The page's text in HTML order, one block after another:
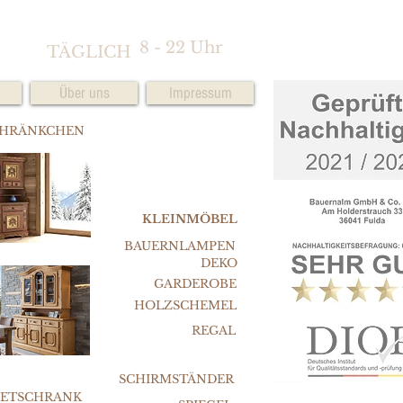
TÄGLICH 8 - 22 Uhr
Über uns Impressum
KLEINMÖBEL
BAUERNLAMPEN
DEKO
GARDEROBE
HOLZSCHEMEL
REGAL
SCHIRMSTÄNDER